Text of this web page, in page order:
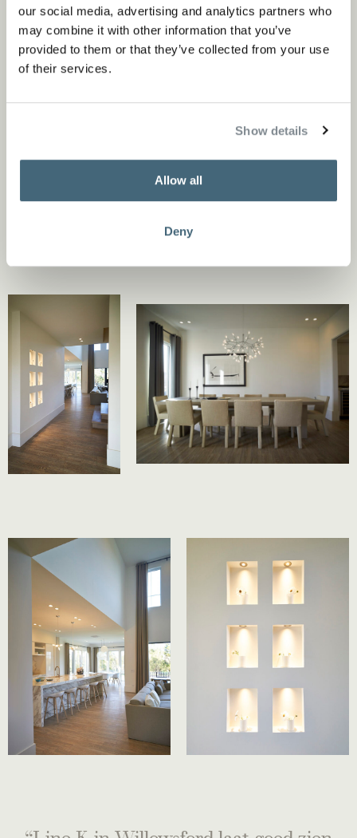
our social media, advertising and analytics partners who
may combine it with other information that you’ve
provided to them or that they’ve collected from your use
of their services.
Show details
Allow all
Deny